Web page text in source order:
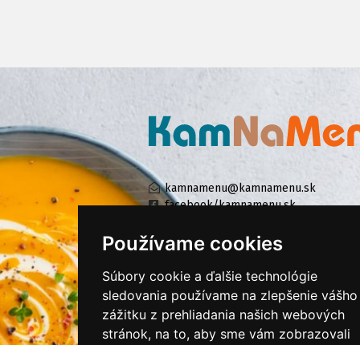
Používame cookies
Súbory cookie a ďalšie technológie
sledovania používame na zlepšenie vášho
zážitku z prehliadania našich webových
stránok, na to, aby sme vám zobrazovali
kamnamenu@kamnamenu.sk
facebook/kamnamenu.sk
KONTAKTUJTE NÁS
PRIHLÁSIŤ SA DO ZÁKAZNÍCKEJ ZÓNY